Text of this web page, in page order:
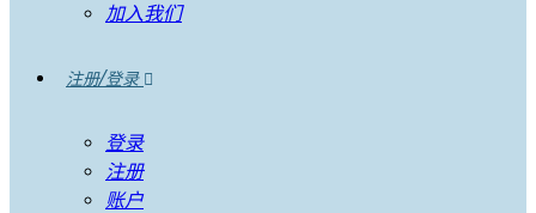
加入我们
注册/登录
登录
注册
账户